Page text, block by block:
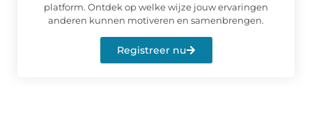
platform. Ontdek op welke wijze jouw ervaringen
anderen kunnen motiveren en samenbrengen.
Registreer nu